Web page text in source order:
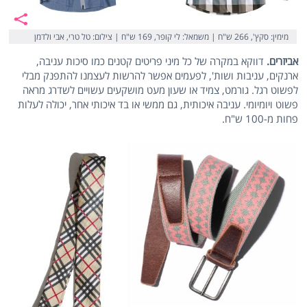
מימין: סקץ', 266 ש"ח | משמאל: לי קופר, 169 ש"ח | צילום: טל טרי, אבי ולדמן
אביזרים. דווקא במקרה של כל מיני פריטים קטנים כמו סיכות עניבה,
ארנקים, עניבות ושות', לפעמים אפשר להרשות לעצמנו להתפנק מבלי
לפשוט רגל. גורמט, צמיד או שעון מעט מושקעים עשויים לשדרג מראה
פשוט ויומיומי. עניבה איכותית, גם ממשי או בד איכותי אחר, יכולה לעלות
פחות מ-100 ש"ח.